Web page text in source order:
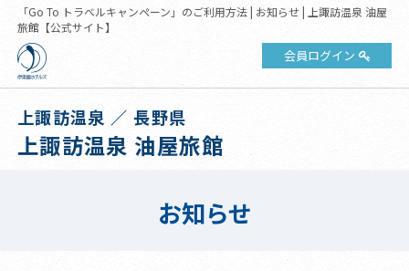
「Go To トラベルキャンペーン」のご利用方法 | お知らせ | 上諏訪温泉 油屋
旅館【公式サイト】
会員ログイン
上諏訪温泉 ／ 長野県
上諏訪温泉 油屋旅館
お知らせ